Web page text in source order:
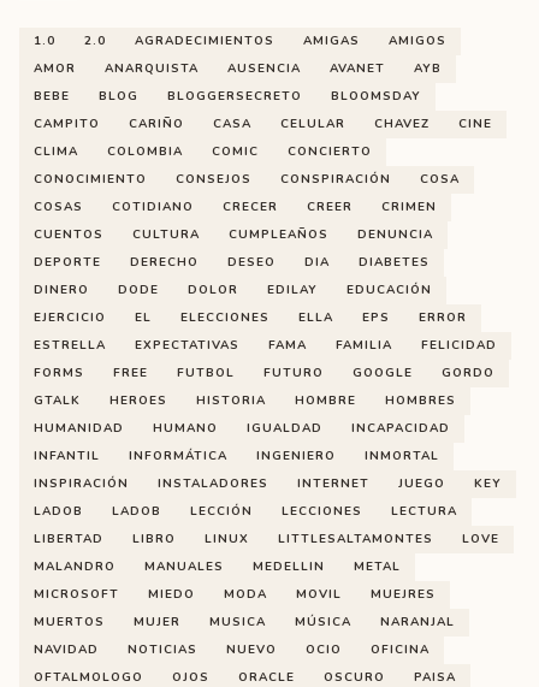
1.0 2.0 AGRADECIMIENTOS AMIGAS
AMIGOS
AMOR
ANARQUISTA AUSENCIA AVANET
AYB
BEBE
BLOG BLOGGERSECRETO
BLOOMSDAY
CAMPITO
CARIÑO CASA CELULAR CHAVEZ
CINE
CLIMA
COLOMBIA COMIC
CONCIERTO
CONOCIMIENTO
CONSEJOS CONSPIRACIÓN
COSA
COSAS
COTIDIANO CRECER CREER
CRIMEN
CUENTOS
CULTURA CUMPLEAÑOS
DENUNCIA
DEPORTE
DERECHO DESEO DIA
DIABETES
DINERO
DODE DOLOR EDILAY
EDUCACIÓN
EJERCICIO
EL ELECCIONES ELLA EPS
ERROR
ESTRELLA
EXPECTATIVAS FAMA FAMILIA
FELICIDAD
FORMS
FREE FUTBOL FUTURO GOOGLE
GORDO
GTALK
HEROES HISTORIA HOMBRE
HOMBRES
HUMANIDAD
HUMANO IGUALDAD
INCAPACIDAD
INFANTIL
INFORMÁTICA INGENIERO
INMORTAL
INSPIRACIÓN
INSTALADORES INTERNET JUEGO
KEY
LADOB
LADOB LECCIÓN LECCIONES
LECTURA
LIBERTAD
LIBRO LINUX LITTLESALTAMONTES
LOVE
MALANDRO
MANUALES MEDELLIN
METAL
MICROSOFT
MIEDO MODA MOVIL
MUEJRES
MUERTOS
MUJER MUSICA MÚSICA
NARANJAL
NAVIDAD
NOTICIAS NUEVO OCIO
OFICINA
OFTALMOLOGO
OJOS ORACLE OSCURO
PAISA